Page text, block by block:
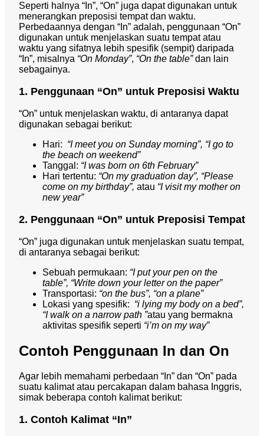
Seperti halnya “In”, “On” juga dapat digunakan untuk
menerangkan preposisi tempat dan waktu.
Perbedaannya dengan “In” adalah, penggunaan “On”
digunakan untuk menjelaskan suatu tempat atau
waktu yang sifatnya lebih spesifik (sempit) daripada
“In”, misalnya “On Monday”, “On the table”dan lain
sebagainya.
1. Penggunaan “On” untuk Preposisi Waktu
“On” untuk menjelaskan waktu, di antaranya dapat
digunakan sebagai berikut:
Hari: “I meet you on Sunday morning”, “I go to
the beach on weekend”
Tanggal: “I was born on 6th February”
Hari tertentu: “On my graduation day”, “Please
come on my birthday”, atau “I visit my mother on
new year”
2. Penggunaan “On” untuk Preposisi Tempat
“On” juga digunakan untuk menjelaskan suatu tempat,
di antaranya sebagai berikut:
Sebuah permukaan: “I put your pen on the
table”, “Write down your letter on the paper”
Transportasi: “on the bus”, “on a plane”
Lokasi yang spesifik: “i lying my body on a bed”,
“I walk on a narrow path ”atau yang bermakna
aktivitas spesifik seperti “i’m on my way”
Contoh Penggunaan In dan On
Agar lebih memahami perbedaan “In” dan “On” pada
suatu kalimat atau percakapan dalam bahasa Inggris,
simak beberapa contoh kalimat berikut:
1. Contoh Kalimat “In”